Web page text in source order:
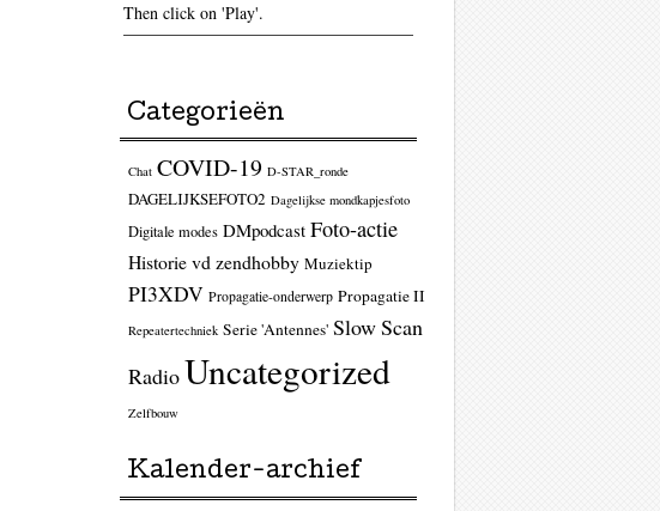
Then click on 'Play'.
Categorieën
Chat COVID-19 D-STAR_ronde
DAGELIJKSEFOTO2 Dagelijkse mondkapjesfoto
Digitale modes DMpodcast Foto-actie
Historie vd zendhobby Muziektip
PI3XDV Propagatie-onderwerp Propagatie II
Repeatertechniek Serie 'Antennes' Slow Scan
RadioUncategorized
Zelfbouw
Kalender-archief